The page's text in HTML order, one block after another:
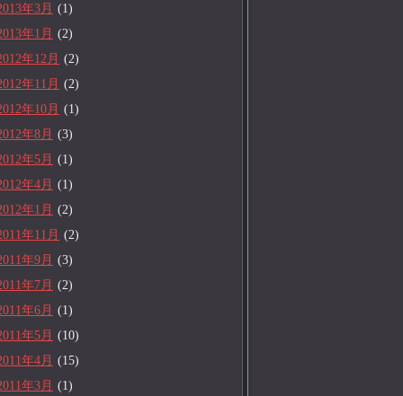
年3月 (1)
年1月 (2)
年12月 (2)
年11月 (2)
年10月 (1)
年8月 (3)
年5月 (1)
年4月 (1)
年1月 (2)
年11月 (2)
年9月 (3)
年7月 (2)
年6月 (1)
年5月 (10)
年4月 (15)
年3月 (1)